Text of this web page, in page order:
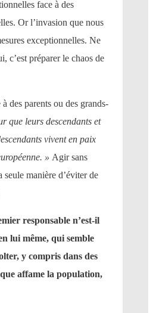
face à des
Or l’invasion que nous
exceptionnelles. Ne
c’est préparer le chaos de
des parents ou des grands-
que leurs descendants et
vivent en paix
» Agir sans
seule manière d’éviter de
responsable n’est-il
lui même, qui semble
y compris dans des
affame la population,